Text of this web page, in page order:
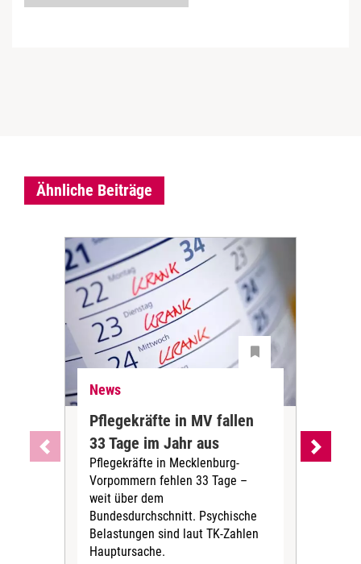
Ähnliche Beiträge
News
Pflegekräfte in MV fallen
33 Tage im Jahr aus
Pflegekräfte in Mecklenburg-
Vorpommern fehlen 33 Tage –
weit über dem
Bundesdurchschnitt. Psychische
Belastungen sind laut TK-Zahlen
Hauptursache.